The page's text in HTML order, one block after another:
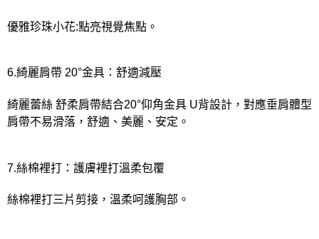
優雅珍珠小花:點亮視覺焦點。
6.綺麗肩帶 20°金具：舒適減壓
綺麗蕾絲 舒柔肩帶結合20°仰角金具 U背設計，對應垂肩體型
肩帶不易滑落，舒適、美麗、安定。
7.絲棉裡打：護膚裡打溫柔包覆
絲棉裡打三片剪接，溫柔呵護胸部。